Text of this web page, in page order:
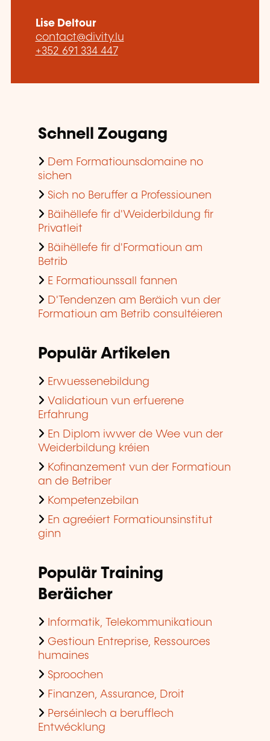
Lise Deltour
contact@divity.lu
+352 691 334 447
Schnell Zougang
Dem Formatiounsdomaine no
sichen
Sich no Beruffer a Professiounen
Bäihëllefe fir d'Weiderbildung fir
Privatleit
Bäihëllefe fir d'Formatioun am
Betrib
E Formatiounssall fannen
D'Tendenzen am Beräich vun der
Formatioun am Betrib consultéieren
Populär Artikelen
Erwuessenebildung
Validatioun vun erfuerene
Erfahrung
En Diplom iwwer de Wee vun der
Weiderbildung kréien
Kofinanzement vun der Formatioun
an de Betriber
Kompetenzebilan
En agreéiert Formatiounsinstitut
ginn
Populär Training
Beräicher
Informatik, Telekommunikatioun
Gestioun Entreprise, Ressources
humaines
Sproochen
Finanzen, Assurance, Droit
Perséinlech a berufflech
Entwécklung